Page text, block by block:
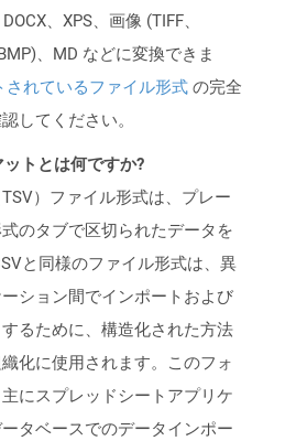
、XPS、画像 (TIFF、
、MD などに変換できま
されているファイル形式 の完全
してください。
トとは何ですか?
）ファイル形式は、プレー
のタブで区切られたデータを
と同様のファイル形式は、異
ション間でインポートおよび
るために、構造化された方法
化に使用されます。このフォ
にスプレッドシートアプリケ
タベースでのデータインポー